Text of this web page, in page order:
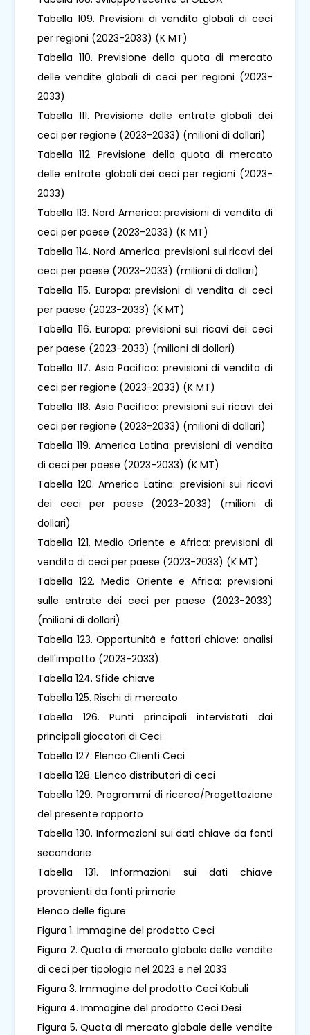
Tabella 109. Previsioni di vendita globali di ceci
per regioni (2023-2033) (K MT)
Tabella 110. Previsione della quota di mercato
delle vendite globali di ceci per regioni (2023-
2033)
Tabella 111. Previsione delle entrate globali dei
ceci per regione (2023-2033) (milioni di dollari)
Tabella 112. Previsione della quota di mercato
delle entrate globali dei ceci per regioni (2023-
2033)
Tabella 113. Nord America: previsioni di vendita di
ceci per paese (2023-2033) (K MT)
Tabella 114. Nord America: previsioni sui ricavi dei
ceci per paese (2023-2033) (milioni di dollari)
Tabella 115. Europa: previsioni di vendita di ceci
per paese (2023-2033) (K MT)
Tabella 116. Europa: previsioni sui ricavi dei ceci
per paese (2023-2033) (milioni di dollari)
Tabella 117. Asia Pacifico: previsioni di vendita di
ceci per regione (2023-2033) (K MT)
Tabella 118. Asia Pacifico: previsioni sui ricavi dei
ceci per regione (2023-2033) (milioni di dollari)
Tabella 119. America Latina: previsioni di vendita
di ceci per paese (2023-2033) (K MT)
Tabella 120. America Latina: previsioni sui ricavi
dei ceci per paese (2023-2033) (milioni di
dollari)
Tabella 121. Medio Oriente e Africa: previsioni di
vendita di ceci per paese (2023-2033) (K MT)
Tabella 122. Medio Oriente e Africa: previsioni
sulle entrate dei ceci per paese (2023-2033)
(milioni di dollari)
Tabella 123. Opportunità e fattori chiave: analisi
dell'impatto (2023-2033)
Tabella 124. Sfide chiave
Tabella 125. Rischi di mercato
Tabella 126. Punti principali intervistati dai
principali giocatori di Ceci
Tabella 127. Elenco Clienti Ceci
Tabella 128. Elenco distributori di ceci
Tabella 129. Programmi di ricerca/Progettazione
del presente rapporto
Tabella 130. Informazioni sui dati chiave da fonti
secondarie
Tabella 131. Informazioni sui dati chiave
provenienti da fonti primarie
Elenco delle figure
Figura 1. Immagine del prodotto Ceci
Figura 2. Quota di mercato globale delle vendite
di ceci per tipologia nel 2023 e nel 2033
Figura 3. Immagine del prodotto Ceci Kabuli
Figura 4. Immagine del prodotto Ceci Desi
Figura 5. Quota di mercato globale delle vendite